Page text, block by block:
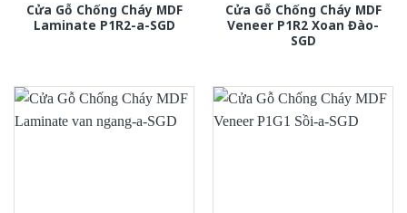
Cửa Gỗ Chống Cháy MDF
Laminate P1R2-a-SGD
Cửa Gỗ Chống Cháy MDF
Veneer P1R2 Xoan Đào-
SGD